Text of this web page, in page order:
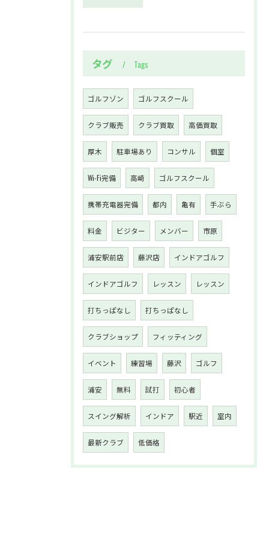
タグ Tags
ゴルフゾン ゴルフスクール
クラブ販売 クラブ買取 高価買取
厚木 駐車場あり コンサル 個室
Wi-Fi完備 高崎 ゴルフスクール
携帯充電器完備 都内 亀有 手ぶら
料金 ビジター メンバー 市原
浦安駅前店 藤沢店 インドアゴルフ
インドアゴルフ レッスン レッスン
打ちっぱなし 打ちっぱなし
クラブショップ フィッティング
イベント 練習場 藤沢 ゴルフ
浦安 無料 試打 初心者
スイング解析 インドア 駅近 室内
最新クラブ 低価格